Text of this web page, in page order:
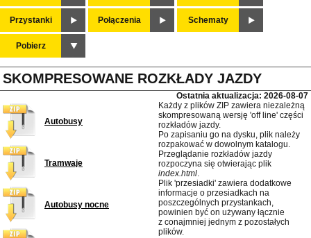
Przystanki Połączenia Schematy
Pobierz
SKOMPRESOWANE ROZKŁADY JAZDY
Ostatnia aktualizacja: 2026-08-07
Autobusy
Tramwaje
Autobusy nocne
Każdy z plików ZIP zawiera niezależną
skompresowaną wersję 'off line' części
rozkładów jazdy.
Po zapisaniu go na dysku, plik należy
rozpakować w dowolnym katalogu.
Przeglądanie rozkładów jazdy
rozpoczyna się otwierając plik
index.html.
Plik 'przesiadki' zawiera dodatkowe
informacje o przesiadkach na
poszczególnych przystankach,
powinien być on używany łącznie
z conajmniej jednym z pozostałych
plików.